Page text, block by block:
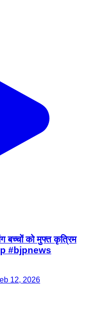
बच्चों को मुफ्त कृत्रिम
#bjpnews
12, 2026